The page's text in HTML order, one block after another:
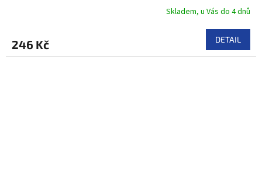
Skladem, u Vás do 4 dnů
246 Kč DETAIL